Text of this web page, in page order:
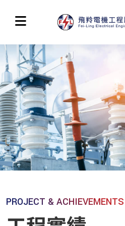
PROJECT & ACHIEVEMENTS